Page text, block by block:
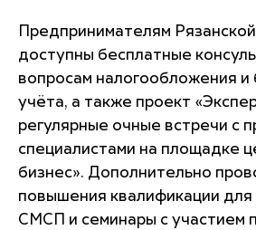
Предпринимателям
доступны бесплатные
вопросам налогообложения и
учёта, а также проект
регулярные очные встречи с
специалистами на площадке
бизнес». Дополнительно
повышения квалификации для
СМСП и семинары с участием